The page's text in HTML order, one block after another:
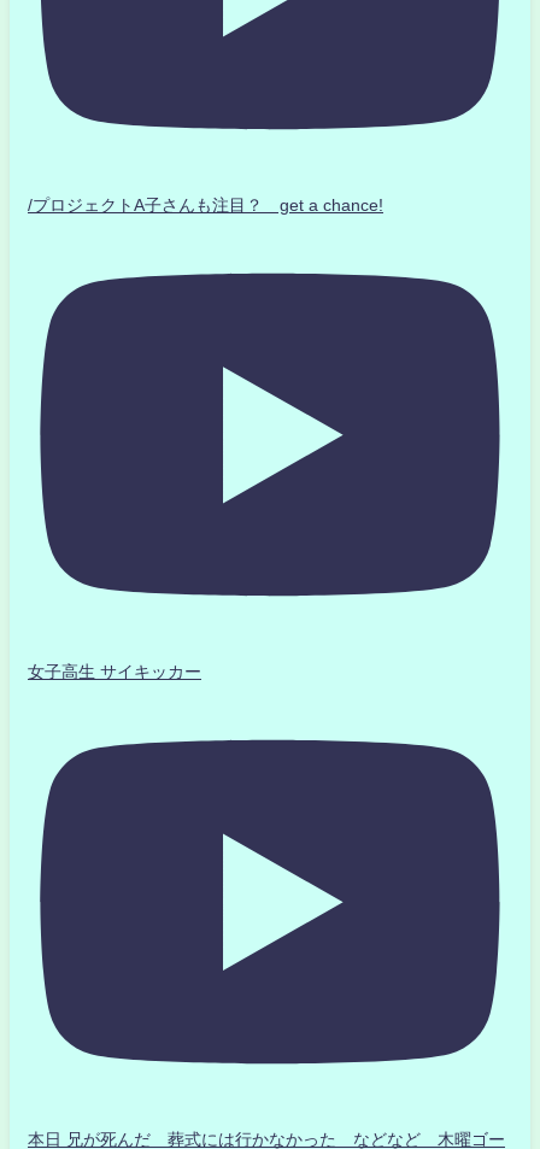
/プロジェクトA子さんも注目？ get a chance!
女子高生 サイキッカー
本日 兄が死んだ 葬式には行かなかった などなど 木曜ゴー